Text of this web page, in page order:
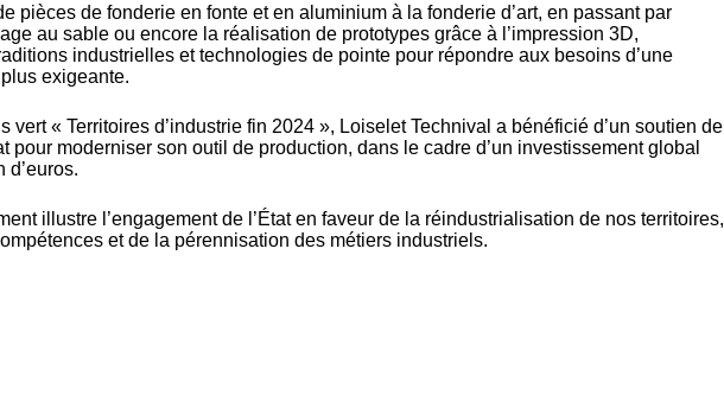
pièces de fonderie en fonte et en aluminium à la fonderie d’art, en passant par
au sable ou encore la réalisation de prototypes grâce à l’impression 3D,
industrielles et technologies de pointe pour répondre aux besoins d’une
exigeante.
vert « Territoires d’industrie fin 2024 », Loiselet Technival a bénéficié d’un soutien de
pour moderniser son outil de production, dans le cadre d’un investissement global
d’euros.
illustre l’engagement de l’État en faveur de la réindustrialisation de nos territoires,
et de la pérennisation des métiers industriels.